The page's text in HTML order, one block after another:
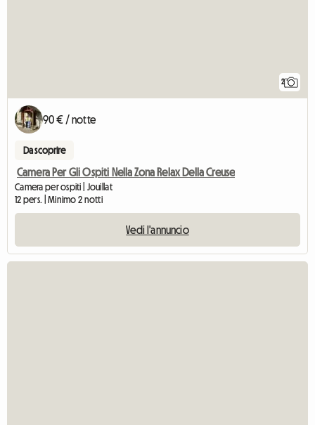
2
90 € / notte
Da scoprire
Camera Per Gli Ospiti Nella Zona Relax Della Creuse
Camera per ospiti | Jouillat
12 pers. | Minimo 2 notti
Vedi l'annuncio